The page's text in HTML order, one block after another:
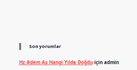
Son yorumlar
Hz Adem As Hangi Yılda Doğduiçin admin